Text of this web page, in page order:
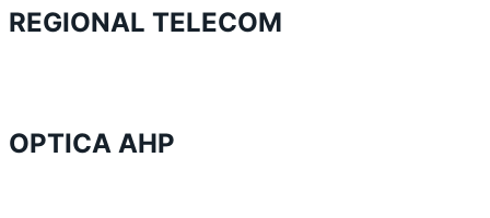
REGIONAL TELECOM
OPTICA AHP